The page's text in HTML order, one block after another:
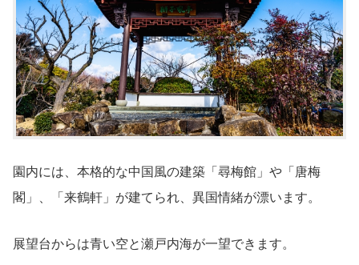
園内には、本格的な中国風の建築「尋梅館」や「唐梅
閣」、「来鶴軒」が建てられ、異国情緒が漂います。
展望台からは青い空と瀬戸内海が一望できます。